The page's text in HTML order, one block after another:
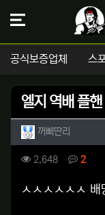
공식보증업체 스
엘지 역배 플
작성자 정보
꺼삐딴리
컨텐츠 정보
2,648조회 2댓글
본문
ㅅㅅㅅㅅㅅㅅ 배